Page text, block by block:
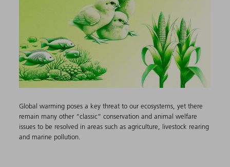
Global warming poses a key threat to our ecosystems, yet there
remain many other “classic” conservation and animal welfare
issues to be resolved in areas such as agriculture, livestock rearing
and marine pollution.